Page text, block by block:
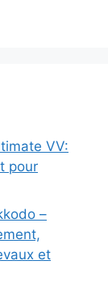
VV:
pour
–
et